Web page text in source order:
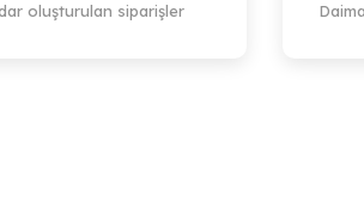
oluşturulan siparişler